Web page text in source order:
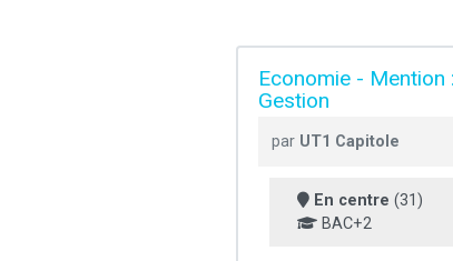
Economie -
Gestion
par UT1 Capitole
En centre (31)
BAC+2